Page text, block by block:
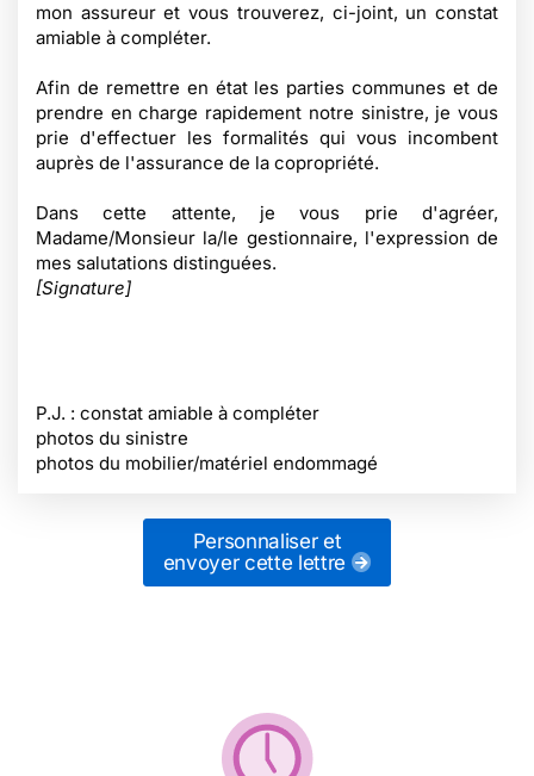
mon assureur et vous trouverez, ci-joint, un constat
amiable à compléter.
Afin de remettre en état les parties communes et de
prendre en charge rapidement notre sinistre, je vous
prie d'effectuer les formalités qui vous incombent
auprès de l'assurance de la copropriété.
Dans cette attente, je vous prie d'agréer,
Madame/Monsieur la/le gestionnaire, l'expression de
mes salutations distinguées.
[Signature]
P.J. : constat amiable à compléter
photos du sinistre
photos du mobilier/matériel endommagé
Personnaliser et
envoyer cette lettre